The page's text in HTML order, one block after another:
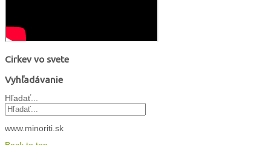
Cirkev vo svete
Vyhľadávanie
Hľadať...
www.minoriti.sk